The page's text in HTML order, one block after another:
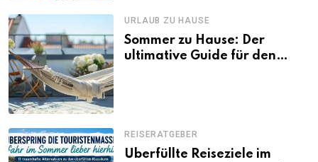
URLAUB ZU HAUSE
Sommer zu Hause: Der
ultimative Guide für den
REISERATGEBER
Überfüllte Reiseziele im